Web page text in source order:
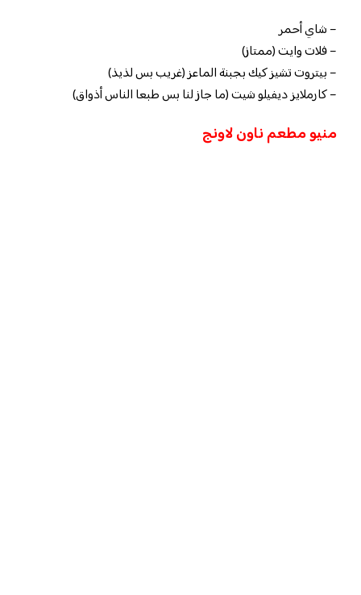
– شاي أحمر
– فلات وايت (ممتاز)
– بيتروت تشيز كيك بجبنة الماعز (غريب بس لذيذ)
– كارملايز ديفيلو شيت (ما جاز لنا بس طبعا الناس أذواق)
منيو مطعم ناون لاونج